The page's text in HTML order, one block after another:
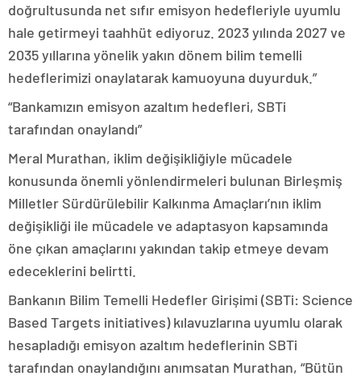
doğrultusunda net sıfır emisyon hedefleriyle uyumlu
hale getirmeyi taahhüt ediyoruz. 2023 yılında 2027 ve
2035 yıllarına yönelik yakın dönem bilim temelli
hedeflerimizi onaylatarak kamuoyuna duyurduk.”
“Bankamızın emisyon azaltım hedefleri, SBTi
tarafından onaylandı”
Meral Murathan, iklim değişikliğiyle mücadele
konusunda önemli yönlendirmeleri bulunan Birleşmiş
Milletler Sürdürülebilir Kalkınma Amaçları’nın iklim
değişikliği ile mücadele ve adaptasyon kapsamında
öne çıkan amaçlarını yakından takip etmeye devam
edeceklerini belirtti.
Bankanın Bilim Temelli Hedefler Girişimi (SBTi: Science
Based Targets initiatives) kılavuzlarına uyumlu olarak
hesapladığı emisyon azaltım hedeflerinin SBTi
tarafından onaylandığını anımsatan Murathan, “Bütün